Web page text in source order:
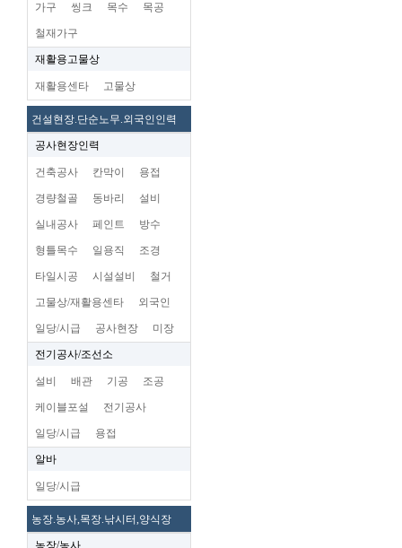
가구 씽크 목수 목공
철재가구
재활용고물상
재활용센타 고물상
건설현장.단순노무.외국인인력
공사현장인력
건축공사 칸막이 용접
경량철골 동바리 설비
실내공사 페인트 방수
형틀목수 일용직 조경
타일시공 시설설비 철거
고물상/재활용센타 외국인
일당/시급 공사현장 미장
전기공사/조선소
설비 배관 기공 조공
케이블포설 전기공사
일당/시급 용접
알바
일당/시급
농장.농사,목장.낚시터,양식장
농장/농사